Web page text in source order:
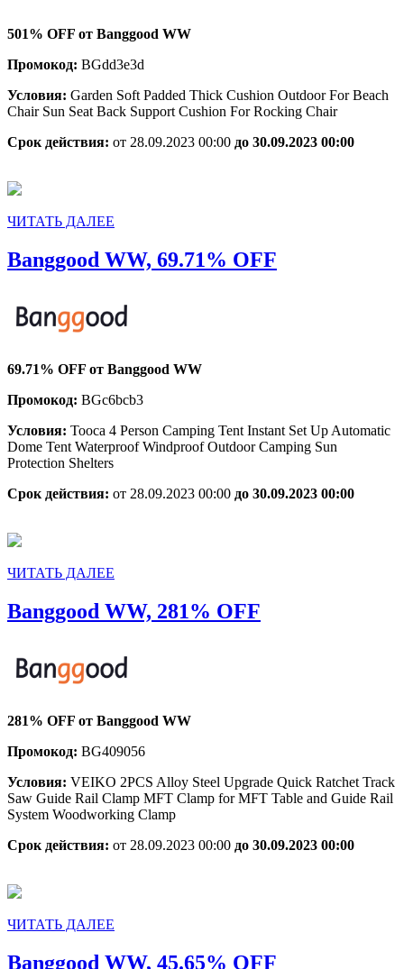
501% OFF от Banggood WW
Промокод: BGdd3e3d
Условия: Garden Soft Padded Thick Cushion Outdoor For Beach
Chair Sun Seat Back Support Cushion For Rocking Chair
Срок действия: от 28.09.2023 00:00 до 30.09.2023 00:00
ЧИТАТЬ ДАЛЕЕ
Banggood WW, 69.71% OFF
69.71% OFF от Banggood WW
Промокод: BGc6bcb3
Условия: Tooca 4 Person Camping Tent Instant Set Up Automatic
Dome Tent Waterproof Windproof Outdoor Camping Sun
Protection Shelters
Срок действия: от 28.09.2023 00:00 до 30.09.2023 00:00
ЧИТАТЬ ДАЛЕЕ
Banggood WW, 281% OFF
281% OFF от Banggood WW
Промокод: BG409056
Условия: VEIKO 2PCS Alloy Steel Upgrade Quick Ratchet Track
Saw Guide Rail Clamp MFT Clamp for MFT Table and Guide Rail
System Woodworking Clamp
Срок действия: от 28.09.2023 00:00 до 30.09.2023 00:00
ЧИТАТЬ ДАЛЕЕ
Banggood WW, 45.65% OFF